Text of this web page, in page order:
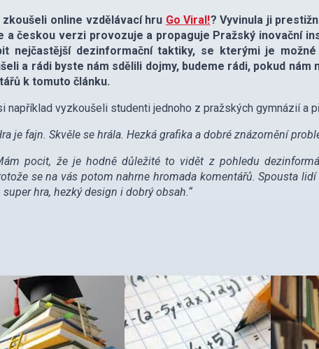
zkoušeli online vzdělávací hru Go Viral!? Vyvinula ji
a českou verzi provozuje a propaguje Pražský inovační
nejčastější dezinformační taktiky, se kterými je
a rádi byste nám sdělili dojmy, budeme rádi, pokud nám
k tomuto článku.
například vyzkoušeli studenti jednoho z pražských gymnázií a
je fajn. Skvěle se hrála. Hezká grafika a dobré znázornění
pocit, že je hodně důležité to vidět z pohledu
se na vás potom nahrne hromada komentářů. Spousta
super hra, hezký design i dobrý obsah.“